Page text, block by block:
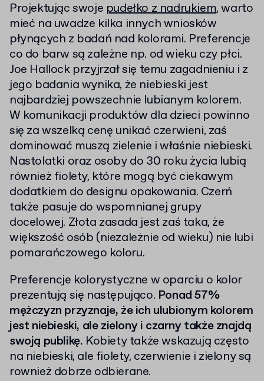
Projektując swoje pudełko z nadrukiem, warto
mieć na uwadze kilka innych wniosków
płynących z badań nad kolorami. Preferencje
co do barw są zależne np. od wieku czy płci.
Joe Hallock przyjrzał się temu zagadnieniu i z
jego badania wynika, że niebieski jest
najbardziej powszechnie lubianym kolorem.
W komunikacji produktów dla dzieci powinno
się za wszelką cenę unikać czerwieni, zaś
dominować muszą zielenie i właśnie niebieski.
Nastolatki oraz osoby do 30 roku życia lubią
również fiolety, które mogą być ciekawym
dodatkiem do designu opakowania. Czerń
także pasuje do wspomnianej grupy
docelowej. Złota zasada jest zaś taka, że
większość osób (niezależnie od wieku) nie lubi
pomarańczowego koloru.
Preferencje kolorystyczne w oparciu o kolor
prezentują się następująco. Ponad 57%
mężczyzn przyznaje, że ich ulubionym kolorem
jest niebieski, ale zielony i czarny także znajdą
swoją publikę. Kobiety także wskazują często
na niebieski, ale fiolety, czerwienie i zielony są
rownież dobrze odbierane.